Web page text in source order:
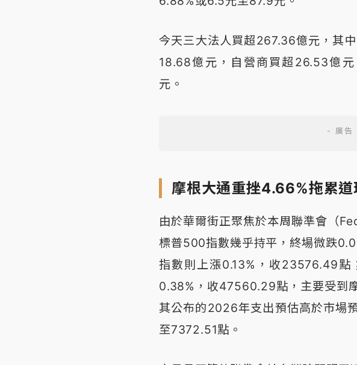
今天三大法人買超267.36億元，其
18.68億元，自營商買超26.53億
元。
摩根大通重挫4.66%拖累
由於華爾街正聚焦於本周聯準會（
標普500指數幾乎持平，終場微跌
指數則上漲0.13%，收23576.49點
0.38%，收47560.29點，主要受到
其公布的2026年支出預估高於市場
至7372.51點。